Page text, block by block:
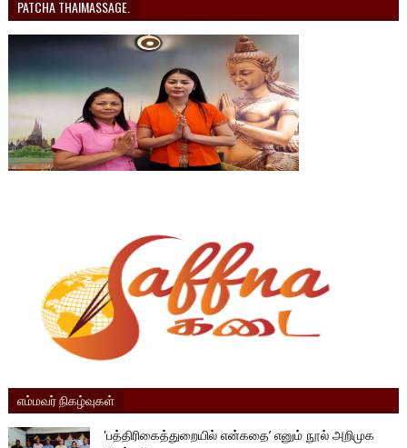
PATCHA THAIMASSAGE.
எம்மவர் நிகழ்வுகள்
'பத்திரிகைத்துறையில் என்கதை’ எனும் நூல் அறிமுக